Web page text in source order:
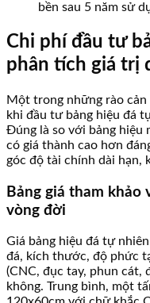
bền sau 5 năm sử
Chi phí đầu tư
phân tích giá trị
Một trong những rào
khi đầu tư bảng hiệu đá
Đúng là so với bảng hiệu
có giá thành cao hơn
góc độ tài chính dài hạn,
Bảng giá tham
vòng đời
Giá bảng hiệu đá tự
đá, kích thước, độ phức
(CNC, đục tay, phun cát,
không. Trung bình, một